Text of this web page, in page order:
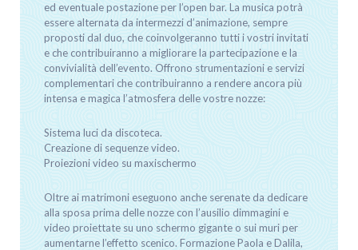
ed eventuale postazione per l’open bar. La musica potrà
essere alternata da intermezzi d’animazione, sempre
proposti dal duo, che coinvolgeranno tutti i vostri invitati
e che contribuiranno a migliorare la partecipazione e la
convivialità dell’evento. Offrono strumentazioni e servizi
complementari che contribuiranno a rendere ancora più
intensa e magica l’atmosfera delle vostre nozze:
Sistema luci da discoteca.
Creazione di sequenze video.
Proiezioni video su maxischermo
Oltre ai matrimoni eseguono anche serenate da dedicare
alla sposa prima delle nozze con l’ausilio dimmagini e
video proiettate su uno schermo gigante o sui muri per
aumentarne l’effetto scenico. Formazione Paola e Dalila,